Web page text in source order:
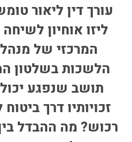
עורך דין ליאור
ליזו אוחיון
המרכזי של
הלשכות בשלטון
תושב שנפגע
זכויותיו דרך
רכוש? מה ההבדל